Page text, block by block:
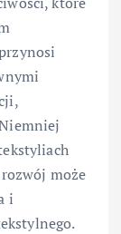
może
i